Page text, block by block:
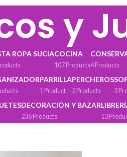
y
ROPA SUCIACOCINA
107 Products4 Products
PARRILLA
1 Product
PERCHEROS
2 Products 3
DECORACIÓN Y BAZAR
236 Products 13